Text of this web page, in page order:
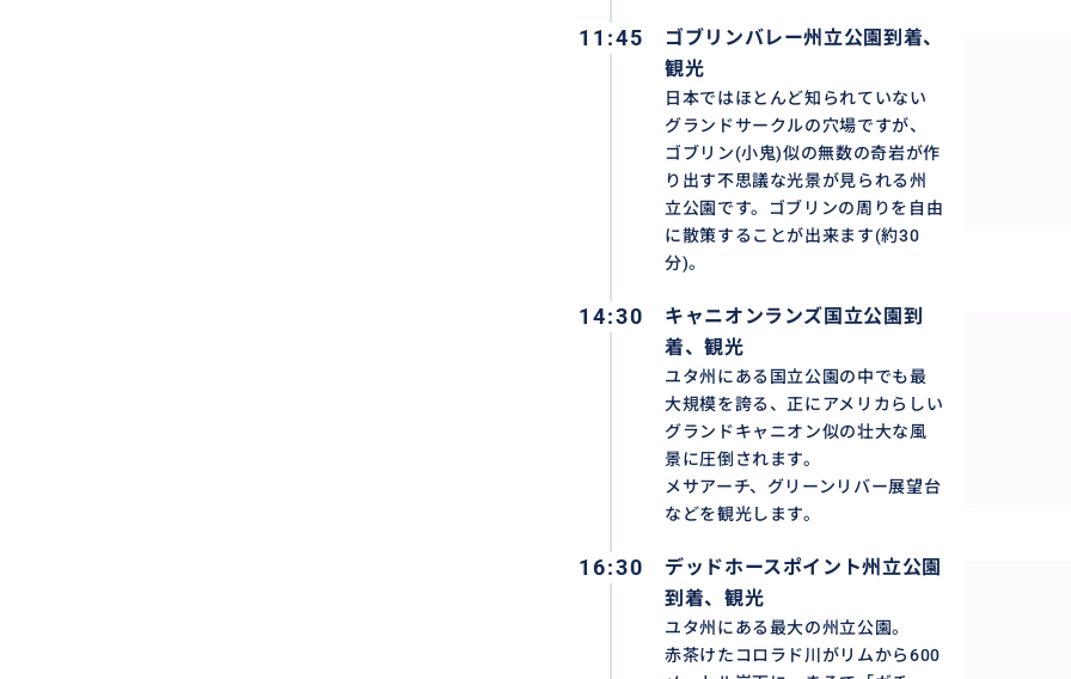
11:45
ゴブリンバレー州立公園到着、
観光
日本ではほとんど知られていない
グランドサークルの穴場ですが、
ゴブリン(小鬼)似の無数の奇岩が作
り出す不思議な光景が見られる州
立公園です。ゴブリンの周りを自由
に散策することが出来ます(約30
分)。
14:30
キャニオンランズ国立公園到
着、観光
ユタ州にある国立公園の中でも最
大規模を誇る、正にアメリカらしい
グランドキャニオン似の壮大な風
景に圧倒されます。
メサアーチ、グリーンリバー展望台
などを観光します。
16:30
デッドホースポイント州立公園
到着、観光
ユタ州にある最大の州立公園。
赤茶けたコロラド川がリムから600